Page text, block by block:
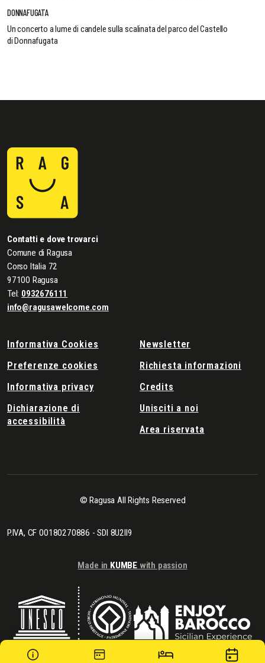
DONNAFUGATA
Un concerto a lume di candele sulla scalinata del parco del Castello
di Donnafugata
Contatti e dove trovarci
Comune di Ragusa
Corso Italia 72
97100 Ragusa
Tel: 0932676111
info@ragusawelcome.com
Informativa Cookies
Preferenze cookies
Informativa privacy
Dichiarazione di
accessibilità
Newsletter
Richiesta informazioni
Credits
Unisciti a noi
Area riservata
© Ragusa All Rights Reserved
P.IVA, CF 00180270886 - SDI 8U2II9
Made in KUMBE with passion